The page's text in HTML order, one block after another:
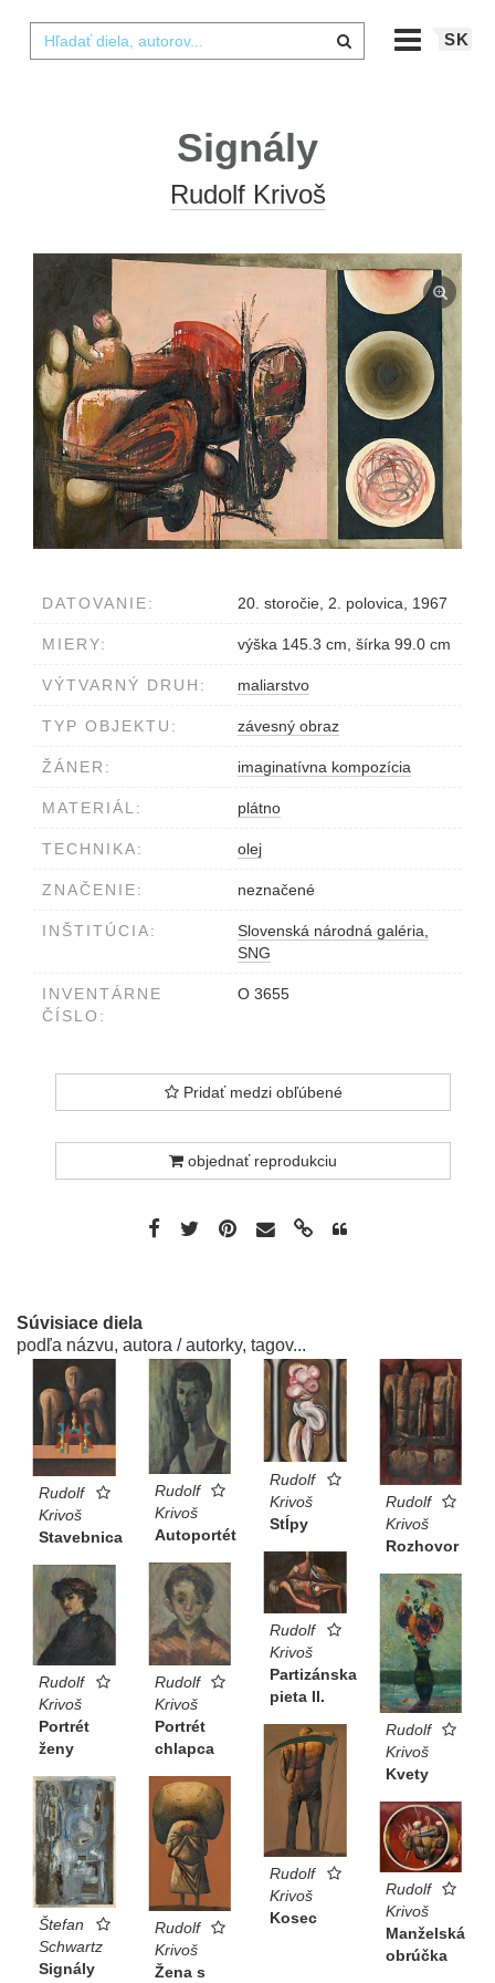
SK
Signály
Rudolf Krivoš
DATOVANIE: 20. storočie, 2. polovica, 1967
MIERY: výška 145.3 cm, šírka 99.0 cm
VÝTVARNÝ DRUH: maliarstvo
TYP OBJEKTU: závesný obraz
ŽÁNER: imaginatívna kompozícia
MATERIÁL: plátno
TECHNIKA: olej
ZNAČENIE: neznačené
INŠTITÚCIA:
Slovenská národná galéria,
SNG
INVENTÁRNE
ČÍSLO:
O 3655
Pridať medzi obľúbené
objednať reprodukciu
Súvisiace diela
podľa názvu, autora / autorky, tagov...
Rudolf
Krivoš
Stavebnica
Rudolf
Krivoš
Autoportét
Rudolf
Krivoš
Stĺpy
Rudolf
Krivoš
Rozhovor
Rudolf
Krivoš
Partizánska
pieta II.
Rudolf
Krivoš
Portrét
chlapca
Rudolf
Krivoš
Portrét
ženy
Rudolf
Krivoš
Kvety
Rudolf
Krivoš
Kosec
Rudolf
Krivoš
Žena s
Štefan
Schwartz
Signály
Rudolf
Krivoš
Manželská
obrúčka